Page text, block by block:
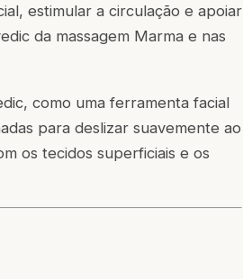
estimular a circulação e apoiar
da massagem Marma e nas
como uma ferramenta facial
para deslizar suavemente ao
os tecidos superficiais e os